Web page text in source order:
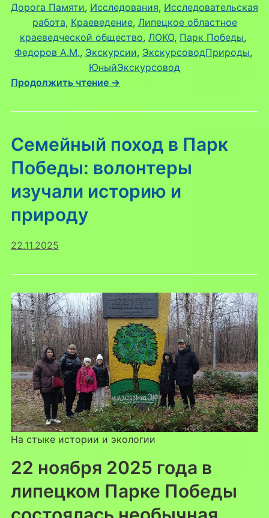
на
областной
конференции
Дорога Памяти, Исследования, Исследовательская
работа, Краеведение, Липецкое областное
краеведческой общество, ЛОКО, Парк Победы
Федоров А.М., Экскурсии, ЭкскурсоводПрироды
ЮныйЭкскурсовод
Продолжить чтение →
Семейный поход в Парк
Победы: волонтеры
изучали историю и
природу
22.11.2025
На стыке истории и экологии
22 ноября 2025 года в
липецком Парке Победы